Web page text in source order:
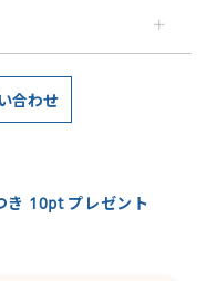
＋
合わせ
き 10pt プレゼント